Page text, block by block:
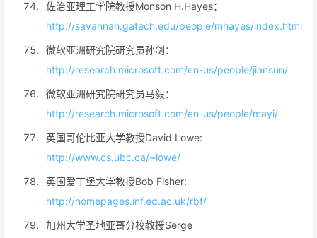
佐治亚理工学院教授Monson H.Hayes：
http://savannah.gatech.edu/people/mhayes/index.html
微软亚洲研究院研究员孙剑：
http://research.microsoft.com/en-us/people/jiansun/
微软亚洲研究院研究员马毅：
http://research.microsoft.com/en-us/people/mayi/
英国哥伦比亚大学教授David Lowe:
http://www.cs.ubc.ca/~lowe/
英国爱丁堡大学教授Bob Fisher:
http://homepages.inf.ed.ac.uk/rbf/
加州大学圣地亚哥分校教授Serge